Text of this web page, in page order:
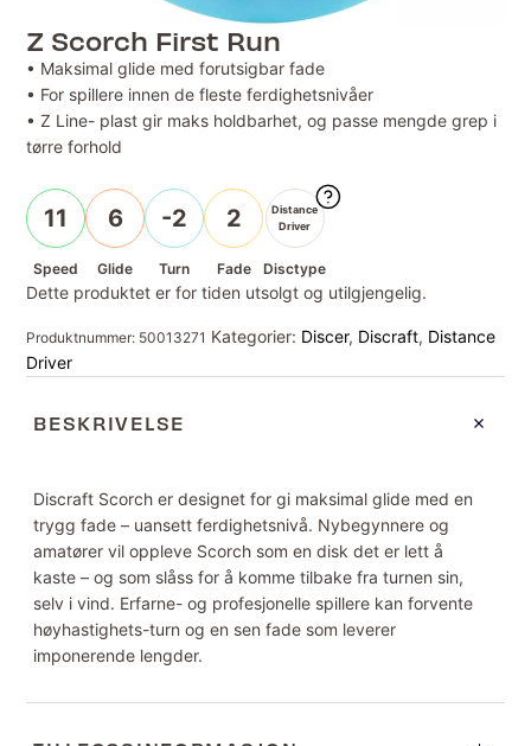
Z Scorch First Run
• Maksimal glide med forutsigbar fade
• For spillere innen de fleste ferdighetsnivåer
• Z Line- plast gir maks holdbarhet, og passe mengde grep i
tørre forhold
11
Speed
6
Glide
-2
Turn
2
Fade
Distance
Driver
Disctype
Dette produktet er for tiden utsolgt og utilgjengelig.
Produktnummer: 50013271 Kategorier: Discer, Discraft, Distance
Driver
BESKRIVELSE
Discraft Scorch er designet for gi maksimal glide med en
trygg fade – uansett ferdighetsnivå. Nybegynnere og
amatører vil oppleve Scorch som en disk det er lett å
kaste – og som slåss for å komme tilbake fra turnen sin,
selv i vind. Erfarne- og profesjonelle spillere kan forvente
høyhastighets-turn og en sen fade som leverer
imponerende lengder.